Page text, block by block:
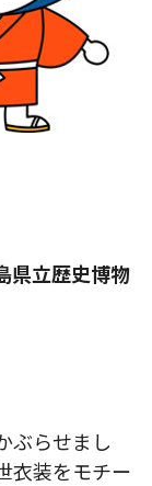
県立歴史博物
ぶらせまし
衣装をモチー